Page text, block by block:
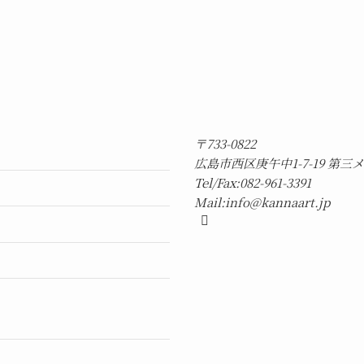
〒733-0822
広島市西区庚午中1-7-19 第三
Tel/Fax:082-961-3391
Mail:info@kannaart.jp